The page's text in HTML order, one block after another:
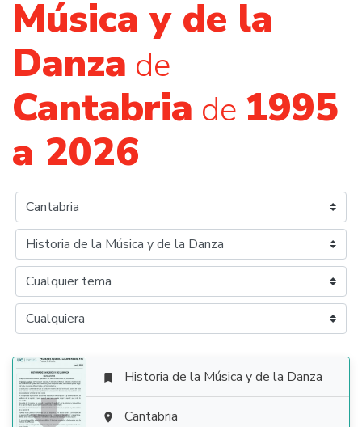
Música y de la
Danza de
Cantabria de 1995
a 2026
 Historia de la Música y de la Danza
 Cantabria